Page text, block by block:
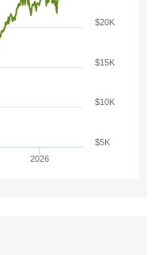
2026
$5K
$10K
$15K
$20K